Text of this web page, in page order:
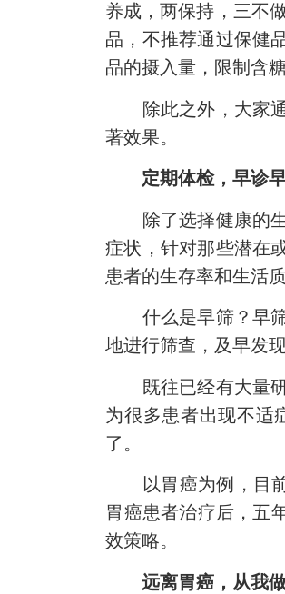
养成，两保持，三不
品，不推荐通过保健
品的摄入量，限制含
除此之外，大家通
著效果。
定期体检，早诊
除了选择健康的生
症状，针对那些潜在
患者的生存率和生活
什么是早筛？早筛
地进行筛查，及早发
既往已经有大量研
为很多患者出现不适
了。
以胃癌为例，目前
胃癌患者治疗后，五
效策略。
远离胃癌，从我